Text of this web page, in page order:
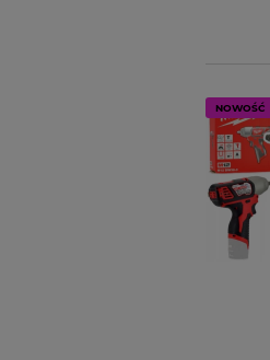
NOWOŚĆ